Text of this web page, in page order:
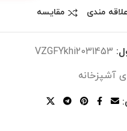
مندی مقایسه
VZGFYkhi2031453
آشپزخانه